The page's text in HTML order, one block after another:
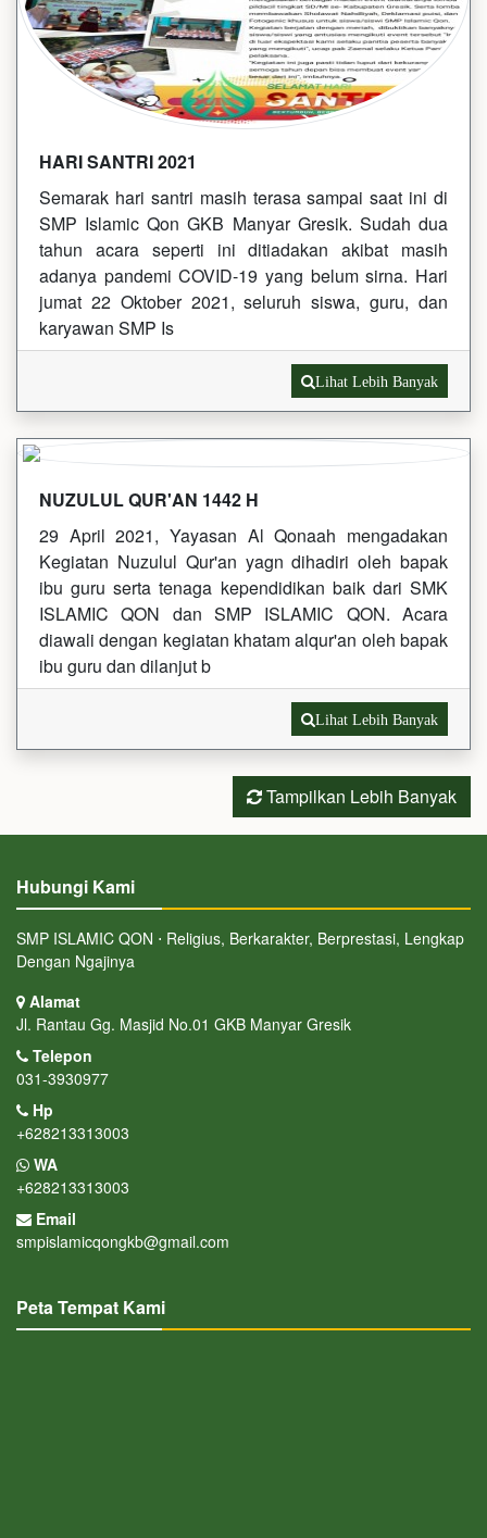
HARI SANTRI 2021
Semarak hari santri masih terasa sampai saat ini di
SMP Islamic Qon GKB Manyar Gresik. Sudah dua
tahun acara seperti ini ditiadakan akibat masih
adanya pandemi COVID-19 yang belum sirna. Hari
jumat 22 Oktober 2021, seluruh siswa, guru, dan
karyawan SMP Is
Lihat Lebih Banyak
NUZULUL QUR'AN 1442 H
29 April 2021, Yayasan Al Qonaah mengadakan
Kegiatan Nuzulul Qur'an yagn dihadiri oleh bapak
ibu guru serta tenaga kependidikan baik dari SMK
ISLAMIC QON dan SMP ISLAMIC QON. Acara
diawali dengan kegiatan khatam alqur'an oleh bapak
ibu guru dan dilanjut b
Lihat Lebih Banyak
Tampilkan Lebih Banyak
Hubungi Kami
SMP ISLAMIC QON ⋅ Religius, Berkarakter, Berprestasi, Lengkap
Dengan Ngajinya
Alamat
Jl. Rantau Gg. Masjid No.01 GKB Manyar Gresik
Telepon
031-3930977
Hp
+628213313003
WA
+628213313003
Email
smpislamicqongkb@gmail.com
Peta Tempat Kami